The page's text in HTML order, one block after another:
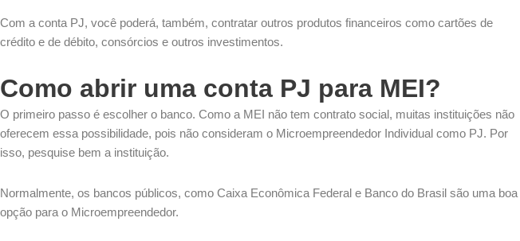
Com a conta PJ, você poderá, também, contratar outros produtos financeiros como cartões de
crédito e de débito, consórcios e outros investimentos.
Como abrir uma conta PJ para MEI?
O primeiro passo é escolher o banco. Como a MEI não tem contrato social, muitas instituições não
oferecem essa possibilidade, pois não consideram o Microempreendedor Individual como PJ. Por
isso, pesquise bem a instituição.
Normalmente, os bancos públicos, como Caixa Econômica Federal e Banco do Brasil são uma boa
opção para o Microempreendedor.